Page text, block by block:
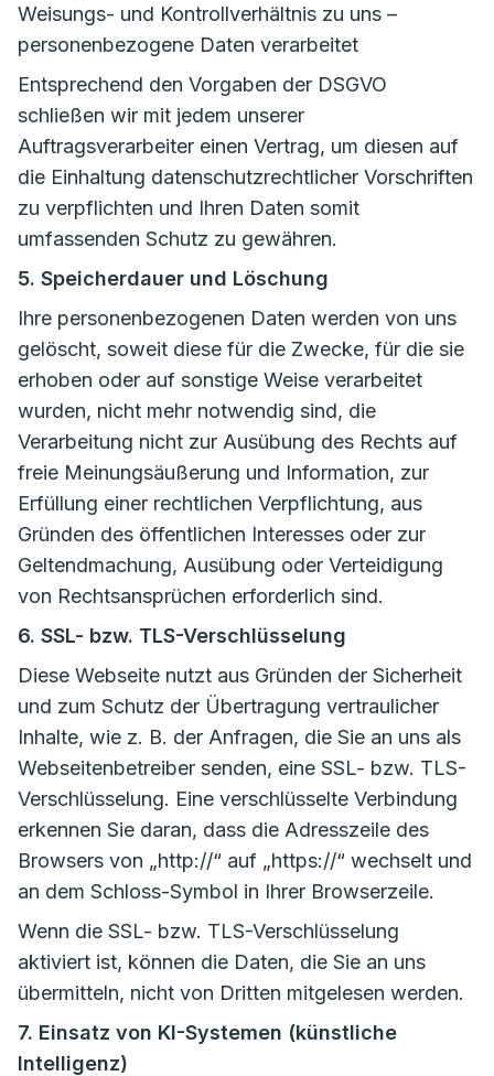
Weisungs- und Kontrollverhältnis zu uns –
personenbezogene Daten verarbeitet
Entsprechend den Vorgaben der DSGVO
schließen wir mit jedem unserer
Auftragsverarbeiter einen Vertrag, um diesen auf
die Einhaltung datenschutzrechtlicher Vorschriften
zu verpflichten und Ihren Daten somit
umfassenden Schutz zu gewähren.
5. Speicherdauer und Löschung
Ihre personenbezogenen Daten werden von uns
gelöscht, soweit diese für die Zwecke, für die sie
erhoben oder auf sonstige Weise verarbeitet
wurden, nicht mehr notwendig sind, die
Verarbeitung nicht zur Ausübung des Rechts auf
freie Meinungsäußerung und Information, zur
Erfüllung einer rechtlichen Verpflichtung, aus
Gründen des öffentlichen Interesses oder zur
Geltendmachung, Ausübung oder Verteidigung
von Rechtsansprüchen erforderlich sind.
6. SSL- bzw. TLS-Verschlüsselung
Diese Webseite nutzt aus Gründen der Sicherheit
und zum Schutz der Übertragung vertraulicher
Inhalte, wie z. B. der Anfragen, die Sie an uns als
Webseitenbetreiber senden, eine SSL- bzw. TLS-
Verschlüsselung. Eine verschlüsselte Verbindung
erkennen Sie daran, dass die Adresszeile des
Browsers von „http://“ auf „https://“ wechselt und
an dem Schloss-Symbol in Ihrer Browserzeile.
Wenn die SSL- bzw. TLS-Verschlüsselung
aktiviert ist, können die Daten, die Sie an uns
übermitteln, nicht von Dritten mitgelesen werden.
7. Einsatz von KI-Systemen (künstliche
Intelligenz)